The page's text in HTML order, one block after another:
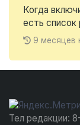
Когда
есть
9 месяцев
Тел редакции: